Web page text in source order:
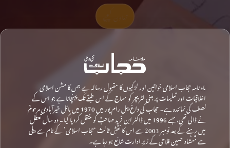
ماہ نامہ حجاب اسلامی خواتین اور لڑکیوں کا مقبول رسالہ ہے جس کا مشن اسلامی
اخلاقیات اور تعلیمات پر مبنی لٹریچر کو سماج کے اس طبقے تک پہنچانا ہے جو اس کے
نصف کی نمائندہ ہے۔ حجاب کی داغ بیل رام پور میں 1970 میں مائل خیرآبادی مرحومؒ
نے ڈالی تھی، جسے 1996 میں ڈاکٹر ابن فرید صاحبؒ کو منتقل کردیا گیا۔ دو سال تعطل
میں رہنے کے بعد نومبر 2003 سے اس کا نقشِ ثالث ‘حجاب اسلامی’ کے نام سے دہلی
سے شمشاد حسین فلاحی کے زیرِ ادارت شائع ہو رہا ہے۔